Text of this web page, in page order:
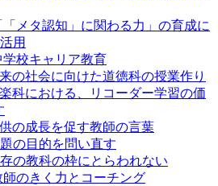
「メタ認知」に関わる力」の育成に
用
学校キャリア教育
の社会に向けた道徳科の授業作り
科における、リコーダー学習の価
の成長を促す教師の言葉
の目的を問い直す
の教科の枠にとらわれない
師のきく力とコーチング